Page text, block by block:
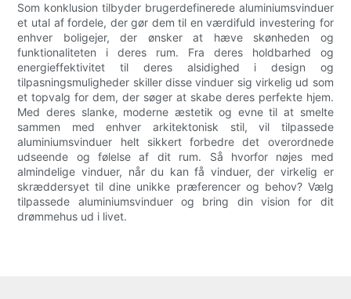
Som konklusion tilbyder brugerdefinerede aluminiumsvinduer
et utal af fordele, der gør dem til en værdifuld investering for
enhver boligejer, der ønsker at hæve skønheden og
funktionaliteten i deres rum. Fra deres holdbarhed og
energieffektivitet til deres alsidighed i design og
tilpasningsmuligheder skiller disse vinduer sig virkelig ud som
et topvalg for dem, der søger at skabe deres perfekte hjem.
Med deres slanke, moderne æstetik og evne til at smelte
sammen med enhver arkitektonisk stil, vil tilpassede
aluminiumsvinduer helt sikkert forbedre det overordnede
udseende og følelse af dit rum. Så hvorfor nøjes med
almindelige vinduer, når du kan få vinduer, der virkelig er
skræddersyet til dine unikke præferencer og behov? Vælg
tilpassede aluminiumsvinduer og bring din vision for dit
drømmehus ud i livet.